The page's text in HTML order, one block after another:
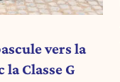
vers la
Classe G